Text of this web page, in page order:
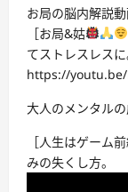
お局の脳内解説
［お局&姑
てストレスレスに
https://youtu.be/
大人のメンタル
［人生はゲーム
みの失くし方。